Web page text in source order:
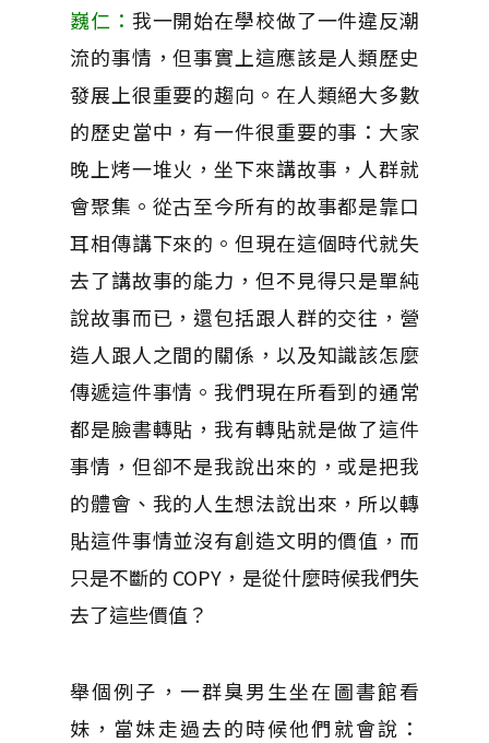
巍仁： 我一開始在學校做了一件違反潮
流的事情，但事實上這應該是人類歷史
發展上很重要的趨向。在人類絕大多數
的歷史當中，有一件很重要的事：大家
晚上烤一堆火，坐下來講故事，人群就
會聚集。從古至今所有的故事都是靠口
耳相傳講下來的。但現在這個時代就失
去了講故事的能力，但不見得只是單純
說故事而已，還包括跟人群的交往，營
造人跟人之間的關係，以及知識該怎麼
傳遞這件事情。我們現在所看到的通常
都是臉書轉貼，我有轉貼就是做了這件
事情，但卻不是我說出來的，或是把我
的體會、我的人生想法說出來，所以轉
貼這件事情並沒有創造文明的價值，而
只是不斷的 COPY，是從什麼時候我們失
去了這些價值？
舉個例子，一群臭男生坐在圖書館看
妹，當妹走過去的時候他們就會說：